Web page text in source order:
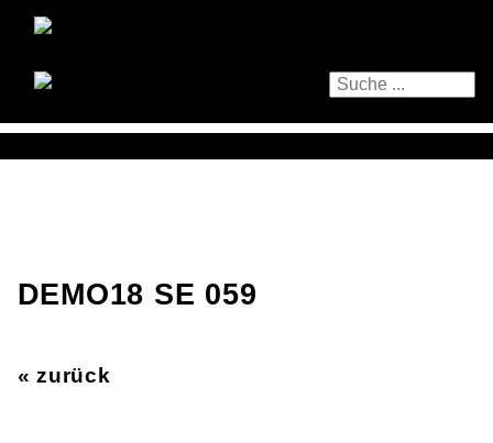
DEMO18 SE 059
« zurück